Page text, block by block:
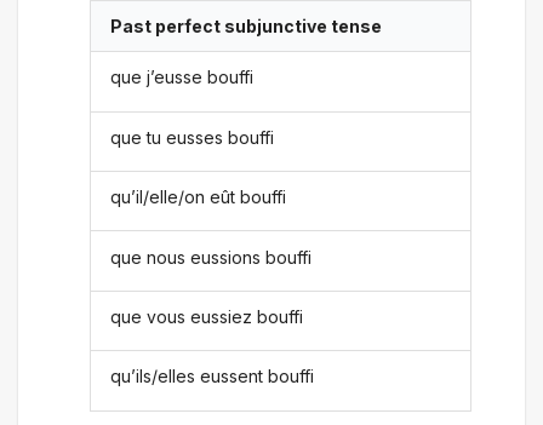
Past perfect subjunctive tense
que j’eusse bouffi
que tu eusses bouffi
qu’il/elle/on eût bouffi
que nous eussions bouffi
que vous eussiez bouffi
qu’ils/elles eussent bouffi